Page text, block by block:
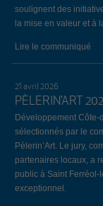
soulignent des
la mise en valeur et à
Lire le communiqué
21 avril 2026
PÈLERIN’ART
Développement
sélectionnés par le
Pèlerin’Art. Le jury,
partenaires locaux, a
public à Saint Ferréol-
exceptionnel.